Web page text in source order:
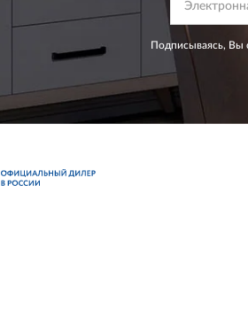
Подписываясь, Вы